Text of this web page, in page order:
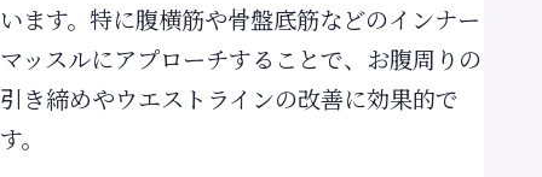
います。特に腹横筋や骨盤底筋などのインナー
マッスルにアプローチすることで、お腹周りの
引き締めやウエストラインの改善に効果的で
す。